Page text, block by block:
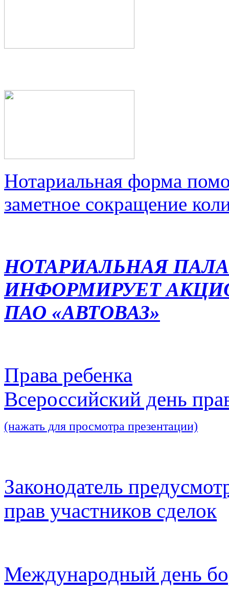
Нотариальная форма
заметное сокращение
НОТАРИАЛЬНАЯ
ИНФОРМИРУЕТ
ПАО «АВТОВАЗ»
Права ребенка
Всероссийский день
(нажать для просмотра презентации)
Законодатель
прав участников сделок
Международный день